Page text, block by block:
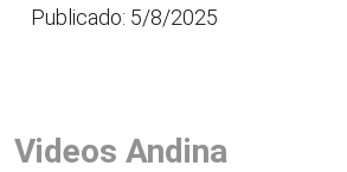
Publicado: 5/8/2025
Videos Andina